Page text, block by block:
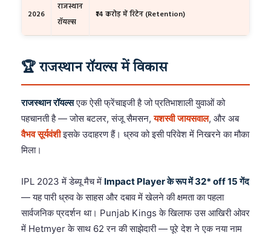
2026
राजस्थान
रॉयल्स
₹14 करोड़ में रिटेन (Retention)
🏆 राजस्थान रॉयल्स में विकास
राजस्थान रॉयल्सएक ऐसी फ्रेंचाइजी है जो प्रतिभाशाली युवाओं को
पहचानती है — जोस बटलर, संजू सैमसन,यशस्वी जायसवाल, और अब
वैभव सूर्यवंशीइसके उदाहरण हैं। ध्रुव को इसी परिवेश में निखरने का मौका
मिला।
IPL 2023 में डेब्यू मैच में Impact Player के रूप में 32* off 15 गेंद
— यह पारी ध्रुव के साहस और दबाव में खेलने की क्षमता का पहला
सार्वजनिक प्रदर्शन था। Punjab Kings के खिलाफ उस आखिरी ओवर
में Hetmyer के साथ 62 रन की साझेदारी — पूरे देश ने एक नया नाम